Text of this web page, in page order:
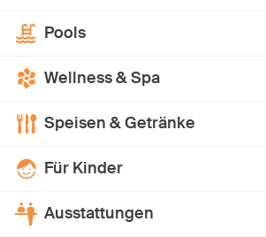
Pools
Wellness & Spa
Speisen & Getränke
Für Kinder
Ausstattungen